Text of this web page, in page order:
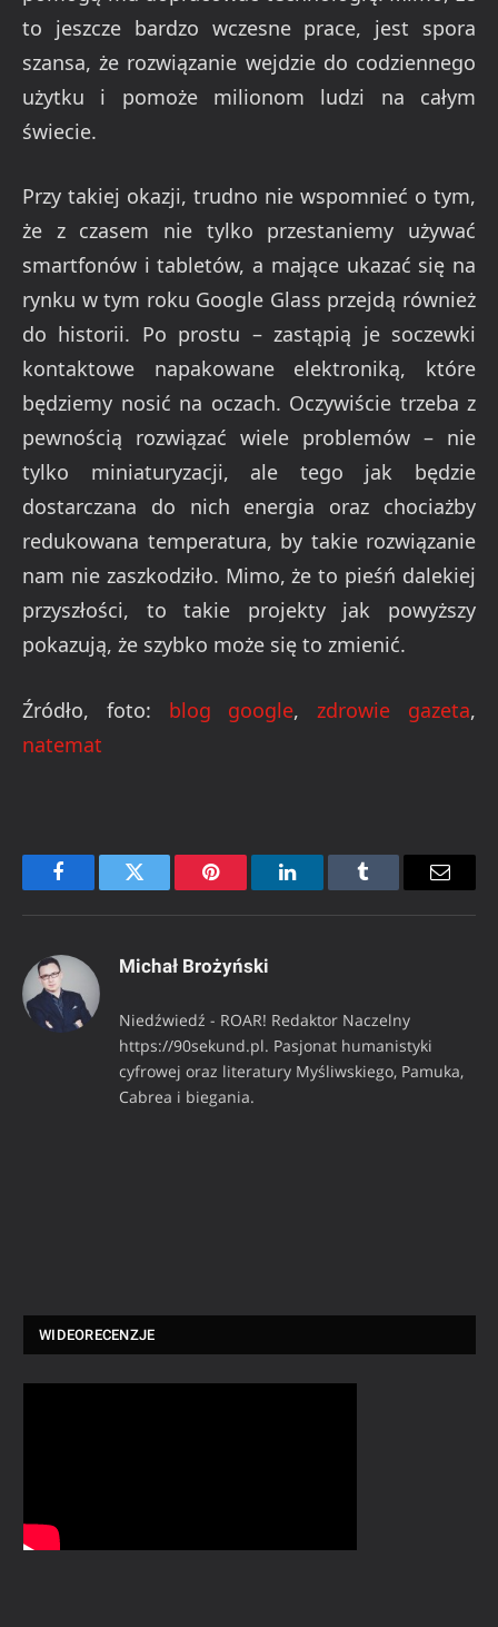
to jeszcze bardzo wczesne prace, jest spora
szansa, że rozwiązanie wejdzie do codziennego
użytku i pomoże milionom ludzi na całym
świecie.
Przy takiej okazji, trudno nie wspomnieć o tym,
że z czasem nie tylko przestaniemy używać
smartfonów i tabletów, a mające ukazać się na
rynku w tym roku Google Glass przejdą również
do historii. Po prostu – zastąpią je soczewki
kontaktowe napakowane elektroniką, które
będziemy nosić na oczach. Oczywiście trzeba z
pewnością rozwiązać wiele problemów – nie
tylko miniaturyzacji, ale tego jak będzie
dostarczana do nich energia oraz chociażby
redukowana temperatura, by takie rozwiązanie
nam nie zaszkodziło. Mimo, że to pieśń dalekiej
przyszłości, to takie projekty jak powyższy
pokazują, że szybko może się to zmienić.
Źródło, foto: blog google, zdrowie gazeta,
natemat
FacebookTwitter Pinterest LinkedInTumblr Email
Michał Brożyński
Niedźwiedź - ROAR! Redaktor Naczelny
https://90sekund.pl. Pasjonat humanistyki
cyfrowej oraz literatury Myśliwskiego, Pamuka,
Cabrea i biegania.
WIDEORECENZJE